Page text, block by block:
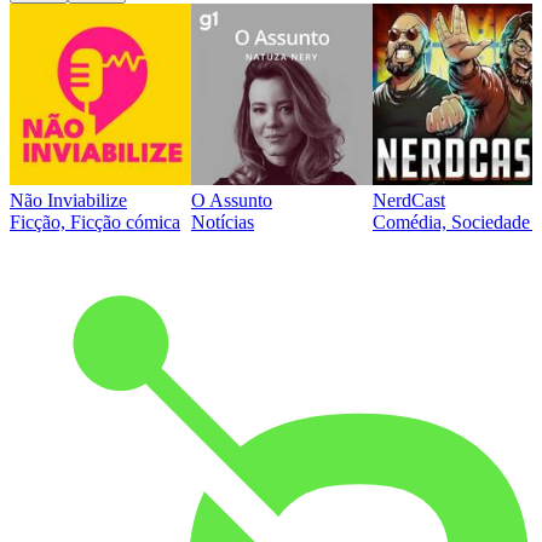
Não Inviabilize
Ficção, Ficção cómica
O Assunto
Notícias
NerdCast
Comédia, Sociedade